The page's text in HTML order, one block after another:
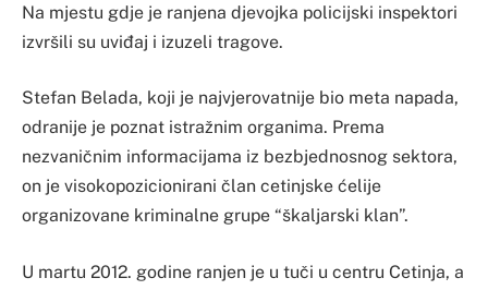
Na mjestu gdje je ranjena djevojka policijski inspektori
izvršili su uviđaj i izuzeli tragove.
Stefan Belada, koji je najvjerovatnije bio meta napada,
odranije je poznat istražnim organima. Prema
nezvaničnim informacijama iz bezbjednosnog sektora,
on je visokopozicionirani član cetinjske ćelije
organizovane kriminalne grupe “škaljarski klan”.
U martu 2012. godine ranjen je u tuči u centru Cetinja, a